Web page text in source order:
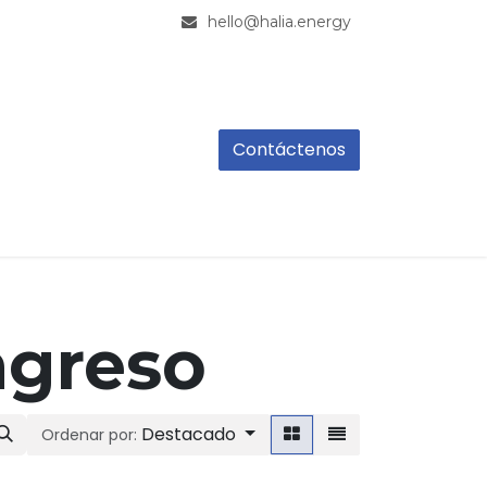
hello@halia.energy
Contáctenos
Ordenar por: Destacado